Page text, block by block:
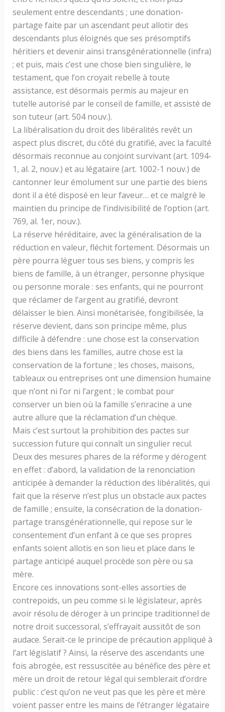
seulement entre descendants ; une donation-
partage faite par un ascendant peut allotir des
descendants plus éloignés que ses présomptifs
héritiers et devenir ainsi transgénérationnelle (infra)
; et puis, mais c’est une chose bien singulière, le
testament, que l’on croyait rebelle à toute
assistance, est désormais permis au majeur en
tutelle autorisé par le conseil de famille, et assisté de
son tuteur (art. 504 nouv.).
La libéralisation du droit des libéralités revêt un
aspect plus discret, du côté du gratifié, avec la faculté
désormais reconnue au conjoint survivant (art. 1094-
1, al. 2, nouv.) et au légataire (art. 1002-1 nouv.) de
cantonner leur émolument sur une partie des biens
dont il a été disposé en leur faveur… et ce malgré le
maintien du principe de l’indivisibilité de l’option (art.
769, al. 1er, nouv.).
La réserve héréditaire, avec la généralisation de la
réduction en valeur, fléchit fortement. Désormais un
père pourra léguer tous ses biens, y compris les
biens de famille, à un étranger, personne physique
ou personne morale : ses enfants, qui ne pourront
que réclamer de l’argent au gratifié, devront
délaisser le bien. Ainsi monétarisée, fongibilisée, la
réserve devient, dans son principe même, plus
difficile à défendre : une chose est la conservation
des biens dans les familles, autre chose est la
conservation de la fortune ; les choses, maisons,
tableaux ou entreprises ont une dimension humaine
que n’ont ni l’or ni l’argent ; le combat pour
conserver un bien où la famille s’enracine a une
autre allure que la réclamation d’un chèque.
Mais c’est surtout la prohibition des pactes sur
succession future qui connaît un singulier recul.
Deux des mesures phares de la réforme y dérogent
en effet : d’abord, la validation de la renonciation
anticipée à demander la réduction des libéralités, qui
fait que la réserve n’est plus un obstacle aux pactes
de famille ; ensuite, la consécration de la donation-
partage transgénérationnelle, qui repose sur le
consentement d’un enfant à ce que ses propres
enfants soient allotis en son lieu et place dans le
partage anticipé auquel procède son père ou sa
mère.
Encore ces innovations sont-elles assorties de
contrepoids, un peu comme si le législateur, après
avoir résolu de déroger à un principe traditionnel de
notre droit successoral, s’effrayait aussitôt de son
audace. Serait-ce le principe de précaution appliqué à
l’art législatif ? Ainsi, la réserve des ascendants une
fois abrogée, est ressuscitée au bénéfice des père et
mère un droit de retour légal qui semblerait d’ordre
public : c’est qu’on ne veut pas que les père et mère
voient passer entre les mains de l’étranger légataire